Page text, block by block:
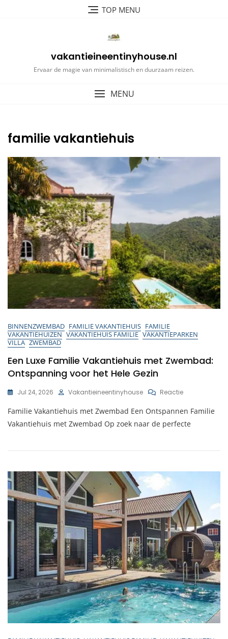
TOP MENU
vakantieineentinyhouse.nl
Ervaar de magie van minimalistisch en duurzaam reizen.
MENU
familie vakantiehuis
BINNENZWEMBAD FAMILIE VAKANTIEHUIS FAMILIE
VAKANTIEHUIZEN VAKANTIEHUIS FAMILIE VAKANTIEPARKEN
VILLA ZWEMBAD
Een Luxe Familie Vakantiehuis met Zwembad:
Ontspanning voor het Hele Gezin
Jul 24, 2026 Vakantieineentinyhouse ReactieOp
Luxe
Familie
Zwembad:
Hele
Gezin
Familie Vakantiehuis met Zwembad Een Ontspannen Familie
Vakantiehuis met Zwembad Op zoek naar de perfecte